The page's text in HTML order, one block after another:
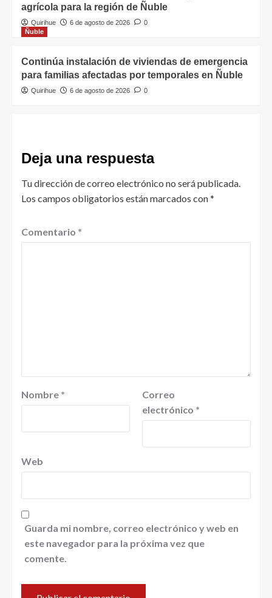
agrícola para la región de Ñuble
Quirihue 6 de agosto de 2026
0
Ñuble
Continúa instalación de viviendas de emergencia
para familias afectadas por temporales en Ñuble
Quirihue 6 de agosto de 2026 0
Deja una respuesta
Tu dirección de correo electrónico no será publicada.
Los campos obligatorios están marcados con*
Comentario *
Nombre *
Correo
electrónico *
Web
Guarda mi nombre, correo electrónico y web en
este navegador para la próxima vez que
comente.